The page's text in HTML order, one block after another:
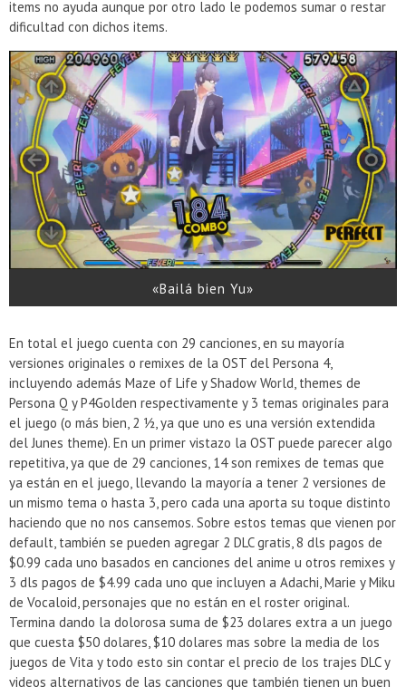
items no ayuda aunque por otro lado le podemos sumar o restar
dificultad con dichos items.
«Bailá bien Yu»
En total el juego cuenta con 29 canciones, en su mayoría
versiones originales o remixes de la OST del Persona 4,
incluyendo además Maze of Life y Shadow World, themes de
Persona Q y P4Golden respectivamente y 3 temas originales para
el juego (o más bien, 2 ½, ya que uno es una versión extendida
del Junes theme). En un primer vistazo la OST puede parecer algo
repetitiva, ya que de 29 canciones, 14 son remixes de temas que
ya están en el juego, llevando la mayoría a tener 2 versiones de
un mismo tema o hasta 3, pero cada una aporta su toque distinto
haciendo que no nos cansemos. Sobre estos temas que vienen por
default, también se pueden agregar 2 DLC gratis, 8 dls pagos de
$0.99 cada uno basados en canciones del anime u otros remixes y
3 dls pagos de $4.99 cada uno que incluyen a Adachi, Marie y Miku
de Vocaloid, personajes que no están en el roster original.
Termina dando la dolorosa suma de $23 dolares extra a un juego
que cuesta $50 dolares, $10 dolares mas sobre la media de los
juegos de Vita y todo esto sin contar el precio de los trajes DLC y
videos alternativos de las canciones que también tienen un buen